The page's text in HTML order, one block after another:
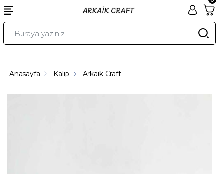
Anasayfa Kalıp Arkaik Craft